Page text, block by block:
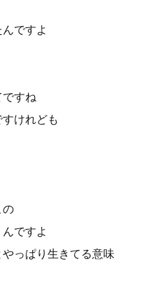
ですよ
ですね
けれども
の
ですよ
っぱり生きてる意味